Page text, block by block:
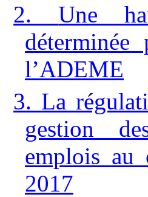
2.Une
l’ADEME
3. La
gestion
emplois au
2017